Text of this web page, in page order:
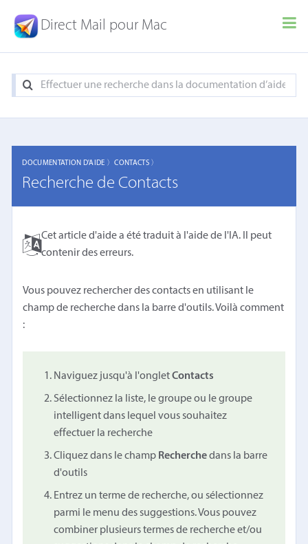
Direct Mail pour Mac
DOCUMENTATION D'AIDE 〉CONTACTS 〉
Recherche de Contacts
Cet article d'aide a été traduit à l'aide de l'IA. Il peut
contenir des erreurs.
Vous pouvez rechercher des contacts en utilisant le
champ de recherche dans la barre d'outils. Voilà comment
:
Naviguez jusqu'à l'ongletContacts
Sélectionnez la liste, le groupe ou le groupe
intelligent dans lequel vous souhaitez
effectuer la recherche
Cliquez dans le champ Recherchedans la barre
d'outils
Entrez un terme de recherche, ou sélectionnez
parmi le menu des suggestions. Vous pouvez
combiner plusieurs termes de recherche et/ou